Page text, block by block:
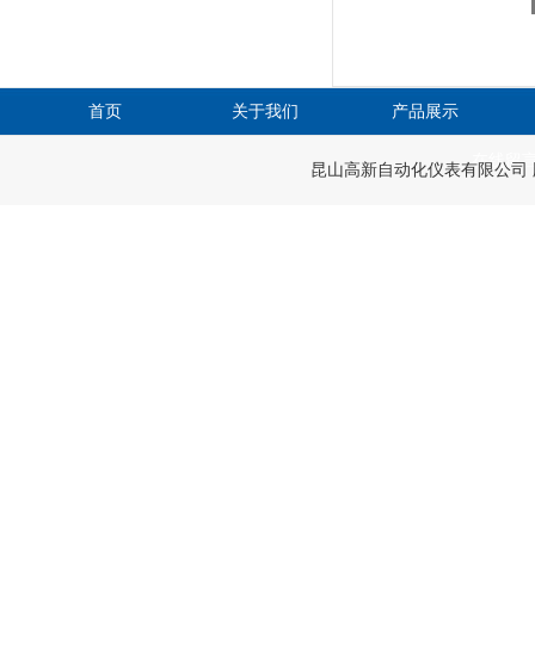
首页 关于我们 产品展示
在线留
昆山高新自动化仪表有限公